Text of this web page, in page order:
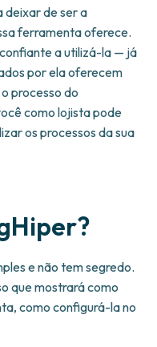
deixar de ser a
ferramenta oferece.
a utilizá-la — já
por ela oferecem
processo do
como lojista pode
os processos da sua
e não tem segredo.
que mostrará como
como configurá-la no